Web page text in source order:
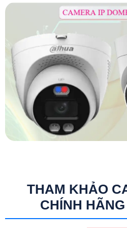
THAM KHẢO
CHÍNH